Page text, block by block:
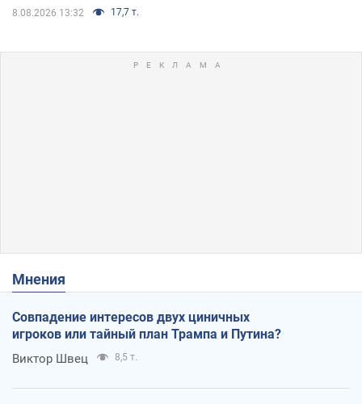
8.08.2026 13:32 17,7 т.
Мнения
Совпадение интересов двух циничных
игроков или тайный план Трампа и Путина?
Виктор Швец 8,5 т.